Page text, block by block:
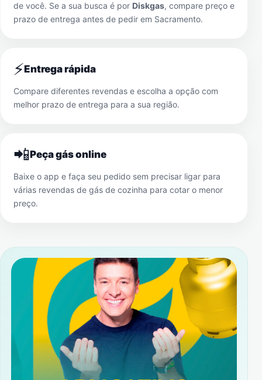
de você. Se a sua busca é por Diskgas, compare preço e
prazo de entrega antes de pedir em Sacramento.
⚡Entrega rápida
Compare diferentes revendas e escolha a opção com
melhor prazo de entrega para a sua região.
📲Peça gás online
Baixe o app e faça seu pedido sem precisar ligar para
várias revendas de gás de cozinha para cotar o menor
preço.